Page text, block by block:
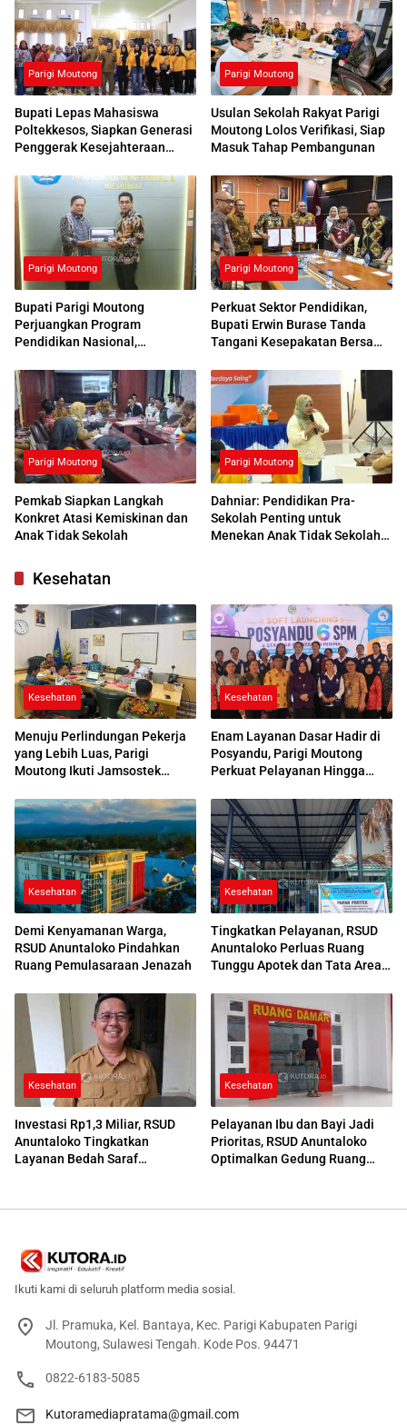
Parigi Moutong
Bupati Lepas Mahasiswa
Poltekkesos, Siapkan Generasi
Penggerak Kesejahteraan
Parigi Moutong
Usulan Sekolah Rakyat Parigi
Moutong Lolos Verifikasi, Siap
Masuk Tahap Pembangunan
Parigi Moutong
Bupati Parigi Moutong
Perjuangkan Program
Pendidikan Nasional,
Respons Positif
Parigi Moutong
Perkuat Sektor Pendidikan,
Bupati Erwin Burase Tanda
Tangani Kesepakatan Bersama
Parigi Moutong
Pemkab Siapkan Langkah
Konkret Atasi Kemiskinan dan
Anak Tidak Sekolah
Parigi Moutong
Dahniar: Pendidikan Pra-
Sekolah Penting untuk
Menekan Anak Tidak Sekolah
Kesehatan
Kesehatan
Menuju Perlindungan Pekerja
yang Lebih Luas, Parigi
Moutong Ikuti Jamsostek
Kesehatan
Enam Layanan Dasar Hadir di
Posyandu, Parigi Moutong
Perkuat Pelayanan Hingga
Kesehatan
Demi Kenyamanan Warga,
RSUD Anuntaloko Pindahkan
Ruang Pemulasaraan Jenazah
Kesehatan
Tingkatkan Pelayanan, RSUD
Anuntaloko Perluas Ruang
Tunggu Apotek dan Tata Area
Kesehatan
Investasi Rp1,3 Miliar, RSUD
Anuntaloko Tingkatkan
Layanan Bedah Saraf
Kesehatan
Pelayanan Ibu dan Bayi Jadi
Prioritas, RSUD Anuntaloko
Optimalkan Gedung Ruang
Ikuti kami di seluruh platform media sosial.
Jl. Pramuka, Kel. Bantaya, Kec. Parigi Kabupaten Parigi
Moutong, Sulawesi Tengah. Kode Pos. 94471
0822-6183-5085
Kutoramediapratama@gmail.com